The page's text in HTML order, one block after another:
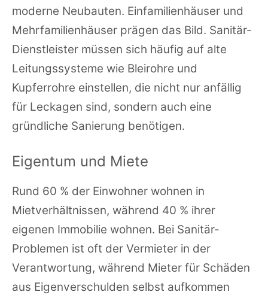
moderne Neubauten. Einfamilienhäuser und
Mehrfamilienhäuser prägen das Bild. Sanitär-
Dienstleister müssen sich häufig auf alte
Leitungssysteme wie Bleirohre und
Kupferrohre einstellen, die nicht nur anfällig
für Leckagen sind, sondern auch eine
gründliche Sanierung benötigen.
Eigentum und Miete
Rund 60 % der Einwohner wohnen in
Mietverhältnissen, während 40 % ihrer
eigenen Immobilie wohnen. Bei Sanitär-
Problemen ist oft der Vermieter in der
Verantwortung, während Mieter für Schäden
aus Eigenverschulden selbst aufkommen